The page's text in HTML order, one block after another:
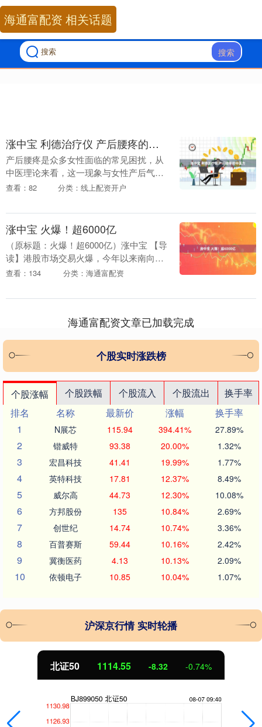
搜索
海通富配资 相关话题
涨中宝 利德治疗仪 产后腰疼的中医方
产后腰疼是众多女性面临的常见困扰，从
中医理论来看，这一现象与女性产后气血
亏虚、肾气不足以及外邪侵袭等因素密切
与现代生物磁学成....
查看：82 分类：线上配资开户
涨中宝 火爆！超6000亿
（原标题：火爆！超6000亿）涨中宝 【导
读】港股市场交易火爆，今年以来南向资
金净流入突破6000亿港元 见习记者 纪瑶
已....
查看：134 分类：海通富配资
海通富配资文章已加载完成
个股实时涨跌榜
个股涨幅 个股跌幅 个股流入 个股流出
换手率
排名
名称 最新价 涨幅
换手率
1
N展芯 115.94 394.41% 27.89%
2 锴威特 93.38 20.00% 1.32%
3 宏昌科技 41.41 19.99% 1.77%
4 英特科技 17.81 12.37% 8.49%
5 威尔高 44.73 12.30% 10.08%
6 方邦股份 135 10.84% 2.69%
7 创世纪 14.74 10.74% 3.36%
8 百普赛斯 59.44 10.16% 2.42%
9 冀衡医药 4.13 10.13% 2.09%
10 依顿电子 10.85 10.04% 1.07%
沪深京行情 实时轮播
北证50 1114.55 -8.32 -0.74%